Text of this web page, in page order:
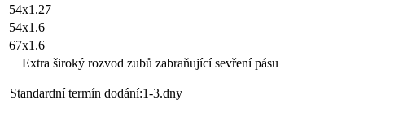
54x1.27
54x1.6
67x1.6
Extra široký rozvod zubů zabraňující sevření pásu
Standardní termín dodání:1-3.dny